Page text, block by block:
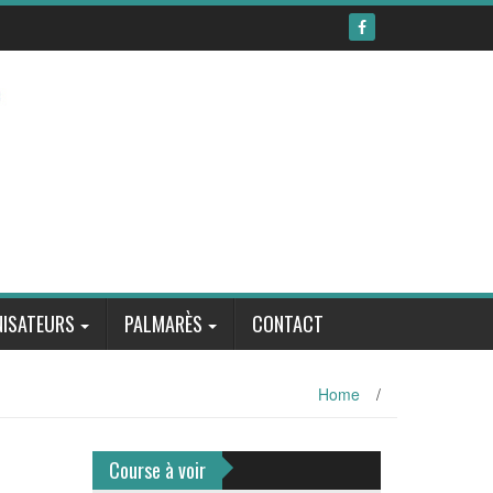
PALMARÈS CONTACT
Home /
Course à voir